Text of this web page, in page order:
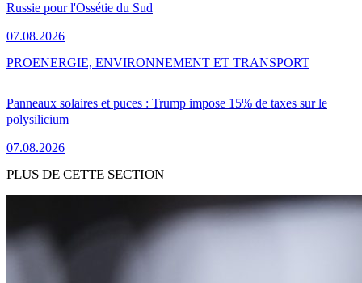
Russie pour l'Ossétie du Sud
07.08.2026
Panneaux solaires et puces : Trump impose 15% de taxes sur le
polysilicium
07.08.2026
PROENERGIE, ENVIRONNEMENT ET TRANSPORT
PLUS DE CETTE SECTION